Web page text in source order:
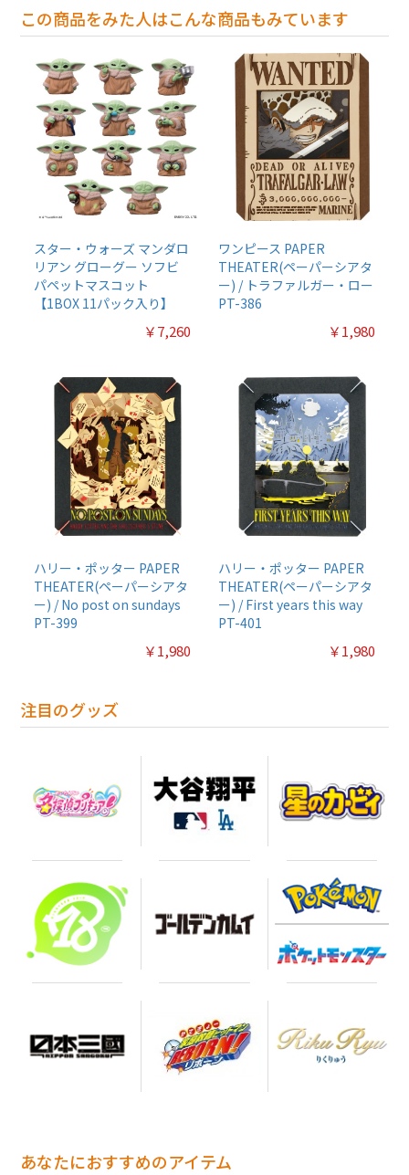
この商品をみた人はこんな商品もみています
スター・ウォーズ マンダロ
リアン グローグー ソフビ
パペットマスコット
【1BOX 11パック入り】
￥7,260
ワンピース PAPER
THEATER(ペーパーシアタ
ー) / トラファルガー・ロー
PT-386
￥1,980
ハリー・ポッター PAPER
THEATER(ペーパーシアタ
ー) / No post on sundays
PT-399
￥1,980
ハリー・ポッター PAPER
THEATER(ペーパーシアタ
ー) / First years this way
PT-401
￥1,980
注目のグッズ
あなたにおすすめのアイテム